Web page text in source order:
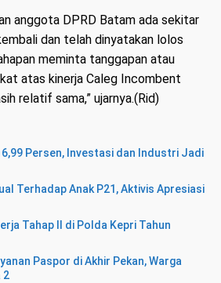
anggota DPRD Batam ada sekitar
dan telah dinyatakan lolos
meminta tanggapan atau
atas kinerja Caleg Incombent
relatif sama,” ujarnya.(Rid)
6,99 Persen, Investasi dan Industri Jadi
Terhadap Anak P21, Aktivis Apresiasi
Tahap II di Polda Kepri Tahun
Paspor di Akhir Pekan, Warga
2